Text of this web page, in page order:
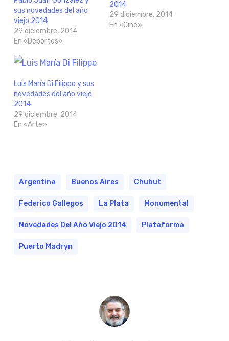
sus novedades del año
viejo 2014
29 diciembre, 2014
En «Deportes»
2014
29 diciembre, 2014
En «Cine»
Luis María Di Filippo y sus
novedades del año viejo
2014
29 diciembre, 2014
En «Arte»
Argentina Buenos Aires Chubut
Federico Gallegos La Plata Monumental
Novedades Del Año Viejo 2014 Plataforma
Puerto Madryn